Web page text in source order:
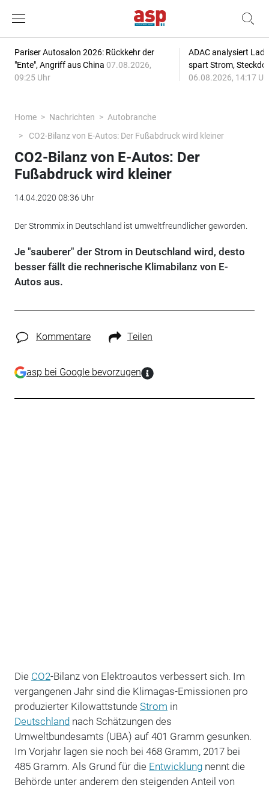
Pariser Autosalon 2026: Rückkehr der
"Ente", Angriff aus China 07.08.2026,
09:25 Uhr
ADAC analysiert
spart Strom,
06.08.2026, 14:17
Home Nachrichten
Autobranche
CO2-Bilanz von E-Autos: Der Fußabdruck wird kleiner
CO2-Bilanz von E-Autos: Der
Fußabdruck wird kleiner
14.04.2020 08:36 Uhr
Der Strommix in Deutschland ist umweltfreundlicher geworden.
Je "sauberer" der Strom in Deutschland wird, desto
besser fällt die rechnerische Klimabilanz von E-
Autos aus.
Kommentare Teilen
asp bei Google bevorzugen
Die CO2-Bilanz von Elektroautos verbessert sich. Im
vergangenen Jahr sind die Klimagas-Emissionen pro
produzierter Kilowattstunde Strom in
Deutschland nach Schätzungen des
Umweltbundesamts (UBA) auf 401 Gramm gesunken.
Im Vorjahr lagen sie noch bei 468 Gramm, 2017 bei
485 Gramm. Als Grund für die Entwicklungnennt die
Behörde unter anderem den steigenden Anteil von